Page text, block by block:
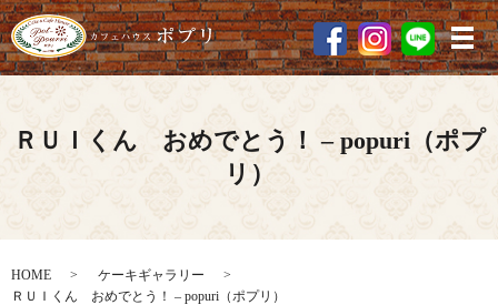
メ
ＲＵＩくん おめでとう！ – popuri（ポプ
リ）
HOME
ケーキギャラリー
ＲＵＩくん おめでとう！ – popuri（ポプリ）